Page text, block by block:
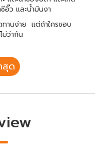
ว เเละน้ำมันงา
านง่าย เเต่ถ้าใครชอบ
ม่ว่ากัน
สุด